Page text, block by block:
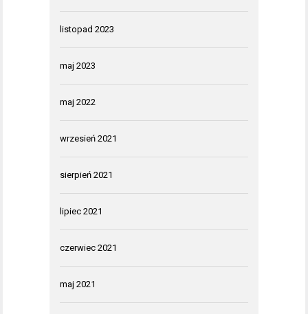
listopad 2023
maj 2023
maj 2022
wrzesień 2021
sierpień 2021
lipiec 2021
czerwiec 2021
maj 2021